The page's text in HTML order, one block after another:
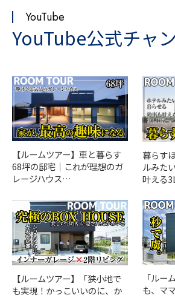
YouTube
YouTube公式チャ
【ルームツアー】車と暮らす
68坪の邸宅｜これが理想のガ
レージハウス…
暮らす
ルみた
叶える
【ルームツアー】「狭小地で
も実現！かっこいいのに、か
「ルー
も、マ